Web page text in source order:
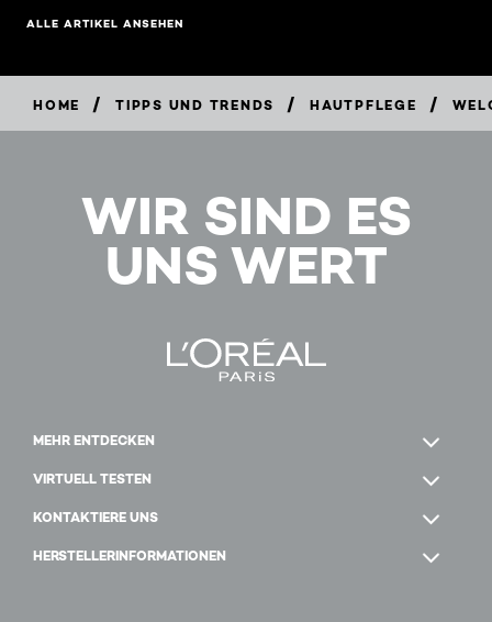
ALLE ARTIKEL ANSEHEN
HOME / TIPPS UND TRENDS / HAUTPFLEGE /
WIR SIND ES
UNS WERT
MEHR ENTDECKEN
VIRTUELL TESTEN
KONTAKTIERE UNS
HERSTELLERINFORMATIONEN